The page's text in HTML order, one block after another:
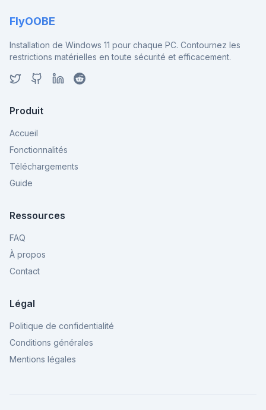
FlyOOBE
Installation de Windows 11 pour chaque PC. Contournez les
restrictions matérielles en toute sécurité et efficacement.
Produit
Accueil
Fonctionnalités
Téléchargements
Guide
Ressources
FAQ
À propos
Contact
Légal
Politique de confidentialité
Conditions générales
Mentions légales